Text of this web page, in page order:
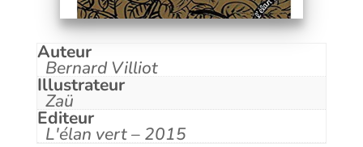
Auteur
Bernard Villiot
Illustrateur
Zaü
Editeur
L'élan vert – 2015